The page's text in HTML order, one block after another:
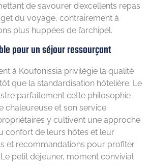
de savourer d’excellents repas
du voyage, contrairement à
plus huppées de l’archipel.
pour un séjour ressourçant
à Koufonissia privilégie la qualité
que la standardisation hôtelière. Le
parfaitement cette philosophie
chaleureuse et son service
y cultivent une approche
confort de leurs hôtes et leur
et recommandations pour profiter
Le petit déjeuner, moment convivial